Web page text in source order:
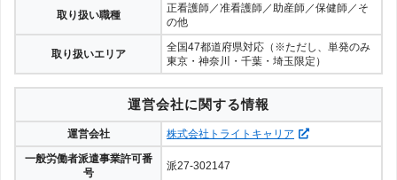
取り扱い職種
正看護師／准看護師／助産師／保健師／そ
の他
取り扱いエリア
全国47都道府県対応（※ただし、単発のみ
東京・神奈川・千葉・埼玉限定）
運営会社に関する情報
運営会社
株式会社トライトキャリア
一般労働者派遣事業許可番
号
派27-302147